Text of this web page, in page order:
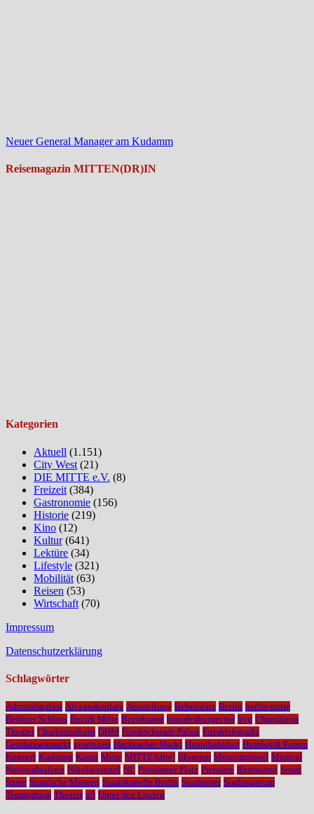
Neuer General Manager am Kudamm
Reisemagazin MITTEN(DR)IN
Kategorien
Aktuell (1.151)
City West (21)
DIE MITTE e.V. (8)
Freizeit (384)
Gastronomie (156)
Historie (219)
Kino (12)
Kultur(641)
Lektüre (34)
Lifestyle (321)
Mobilität (63)
Reisen (53)
Wirtschaft (70)
Impressum
Datenschutzerklärung
Schlagwörter
Admiralspalast Alexanderplatz Ausstellung Bebelplatz Berlin berlin-mitte
Berliner Schloss Bezirk Mitte Bezirksamt brandenburger tor bvg Chamäleon
Theater Charlottenburg DHM Friedrichstadt-Palast Friedrichstraße
Gendarmenmarkt gewinnen Hackescher Markt Hauptbahnhof Humboldt Forum
Konzert Kudamm Kunst Mitte MITTE bitte! Museum Museumsinsel Musical
Nationalgalerie Nikolaiviertel NL Potsdamer Platz Premiere Restaurant Senat
Spree Staatliche Museen Staatskapelle Berlin Staatsoper Stadtmuseum
Tempodrom Theater u5 Unter den Linden